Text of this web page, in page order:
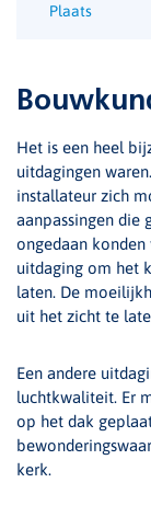
Plaats
Het is een heel
uitdagingen
installateur zich
aanpassingen die
ongedaan konden
uitdaging om het
laten. De
uit het zicht te
Een andere
luchtkwaliteit. Er
op het dak
kerk.